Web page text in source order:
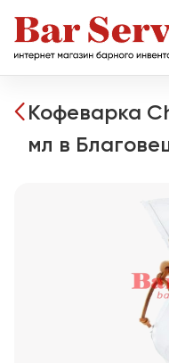
Кофеварка
мл в